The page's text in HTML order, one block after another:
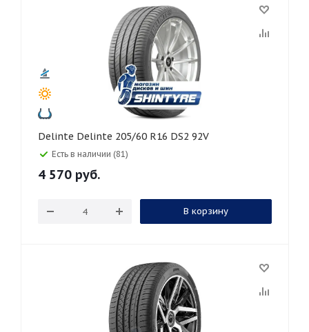
Delinte Delinte 205/60 R16 DS2 92V
Есть в наличии (81)
4 570 руб.
В корзину